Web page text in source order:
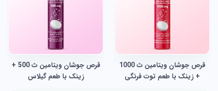
قرص جوشان ویتامین ث 1000
+ زینک با طعم توت فرنگی
قرص جوشان ویتامین ث 500 +
زینک با طعم گیلاس